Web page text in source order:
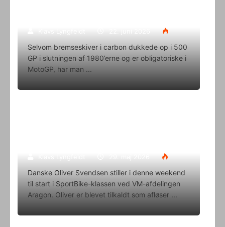
Selvom bremseskiver i carbon dukkede op i 500
GP i slutningen af 1980’erne og er obligatoriske i
MotoGP, har man
Danske Oliver Svendsen stiller i denne weekend
til start i SportBike-klassen ved VM-afdelingen
Aragon. Oliver er blevet tilkaldt som afløser